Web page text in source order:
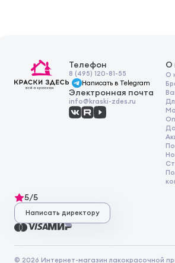
Телефон
8 (495) 120-81-55
Написать в Telegram
Электронная почта
info@kraski-zdes.ru
5/5
Написать директору
О
О
© 2026 Интернет-магазин лакокрасочной